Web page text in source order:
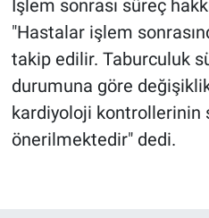
İşlem sonrası süreç
"Hastalar işlem
takip edilir. Taburculuk
durumuna göre
kardiyoloji kontrollerinin
önerilmektedir" dedi.